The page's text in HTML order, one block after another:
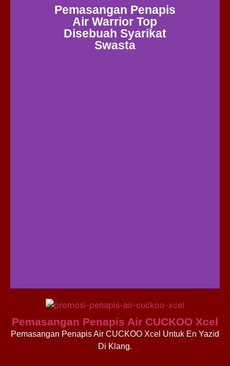
Pemasangan Penapis
Air Warrior Top
Disebuah Syarikat
Swasta
Pemasangan Penapis Air CUCKOO Xcel
Pemasangan Penapis Air CUCKOO Xcel Untuk En Yazid
Di Klang.